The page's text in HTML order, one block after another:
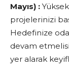
Mayıs) :
projelerinizi
Hedefinize
devam
yer alarak